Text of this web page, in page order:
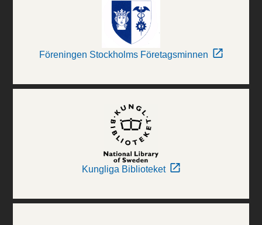
Föreningen Stockholms Företagsminnen
Kungliga Biblioteket